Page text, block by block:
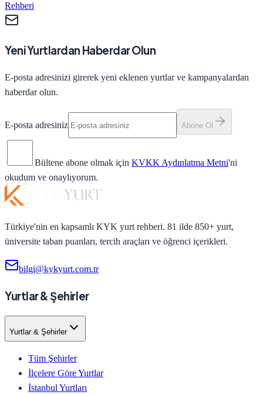
Rehberi
Yeni Yurtlardan Haberdar Olun
E-posta adresinizi girerek yeni eklenen yurtlar ve kampanyalardan
haberdar olun.
E-posta adresiniz Abone Ol
Bültene abone olmak için KVKK Aydınlatma Metni'ni
okudum ve onaylıyorum.
Türkiye'nin en kapsamlı KYK yurt rehberi. 81 ilde 850+ yurt,
üniversite taban puanları, tercih araçları ve öğrenci içerikleri.
bilgi@kykyurt.com.tr
Yurtlar & Şehirler
Yurtlar & Şehirler
Tüm Şehirler
İlçelere Göre Yurtlar
İstanbul Yurtları